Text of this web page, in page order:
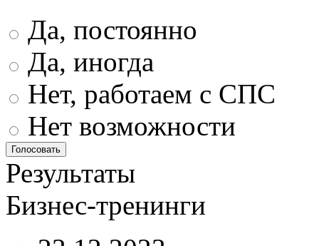
Да, постоянно
Да, иногда
Нет, работаем с СПС
Нет возможности
Результаты
Бизнес-тренинги